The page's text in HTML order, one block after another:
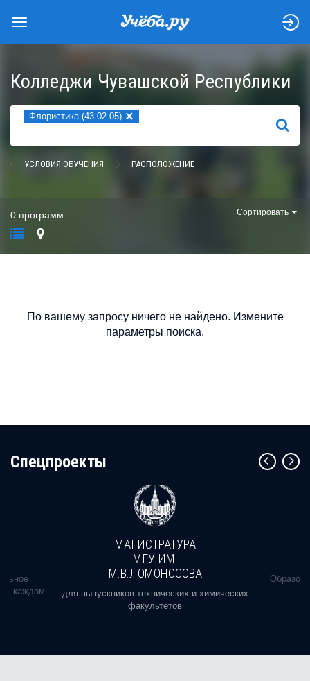
Колледжи Чувашской Республики
Флористика (43.02.05) ×
НАЙТИ
УСЛОВИЯ ОБУЧЕНИЯ РАСПОЛОЖЕНИЕ
0 программ Сортировать
По вашему запросу ничего не найдено. Измените
параметры поиска.
Cпецпроекты
в каждом
МАГИСТРАТУРА
МГУ ИМ.
М.В.ЛОМОНОСОВА
для выпускников технических и химических
факультетов